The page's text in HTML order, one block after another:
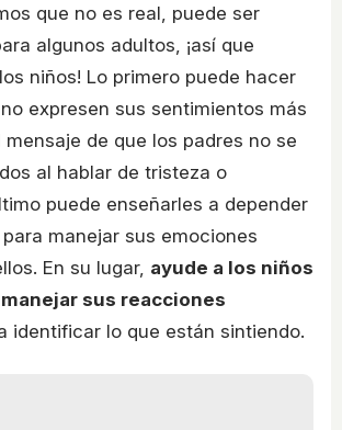
que no es real, puede ser
algunos adultos, ¡así que
niños! Lo primero puede hacer
expresen sus sentimientos más
de que los padres no se
al hablar de tristeza o
puede enseñarles a depender
manejar sus emociones
En su lugar, ayude a los niños
sus reacciones
identificar lo que están sintiendo.